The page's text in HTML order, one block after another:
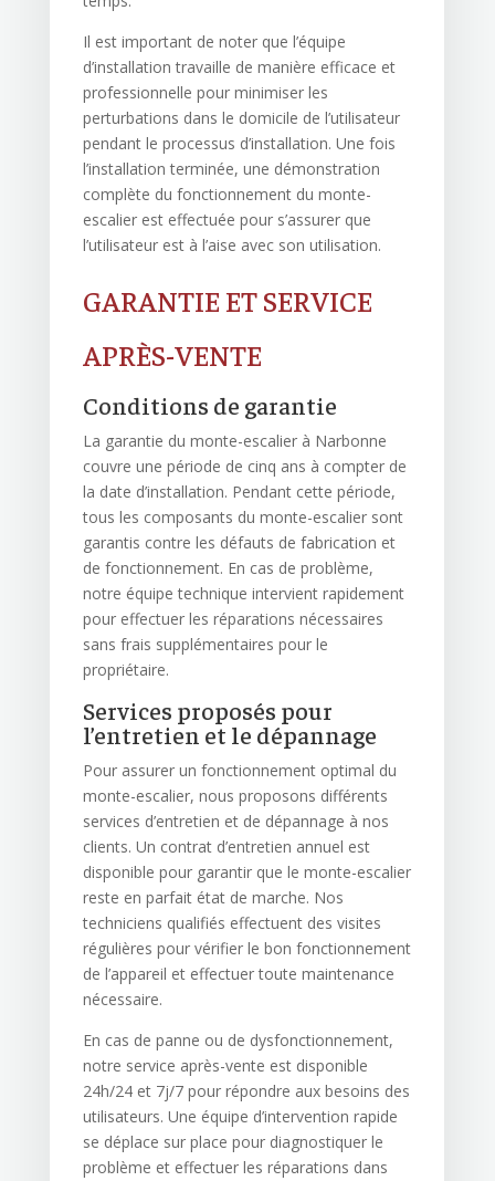
Il est important de noter que l’équipe
d’installation travaille de manière efficace et
professionnelle pour minimiser les
perturbations dans le domicile de l’utilisateur
pendant le processus d’installation. Une fois
l’installation terminée, une démonstration
complète du fonctionnement du monte-
escalier est effectuée pour s’assurer que
l’utilisateur est à l’aise avec son utilisation.
GARANTIE ET SERVICE
APRÈS-VENTE
Conditions de garantie
La garantie du monte-escalier à Narbonne
couvre une période de cinq ans à compter de
la date d’installation. Pendant cette période,
tous les composants du monte-escalier sont
garantis contre les défauts de fabrication et
de fonctionnement. En cas de problème,
notre équipe technique intervient rapidement
pour effectuer les réparations nécessaires
sans frais supplémentaires pour le
propriétaire.
Services proposés pour
l’entretien et le dépannage
Pour assurer un fonctionnement optimal du
monte-escalier, nous proposons différents
services d’entretien et de dépannage à nos
clients. Un contrat d’entretien annuel est
disponible pour garantir que le monte-escalier
reste en parfait état de marche. Nos
techniciens qualifiés effectuent des visites
régulières pour vérifier le bon fonctionnement
de l’appareil et effectuer toute maintenance
nécessaire.
En cas de panne ou de dysfonctionnement,
notre service après-vente est disponible
24h/24 et 7j/7 pour répondre aux besoins des
utilisateurs. Une équipe d’intervention rapide
se déplace sur place pour diagnostiquer le
problème et effectuer les réparations dans